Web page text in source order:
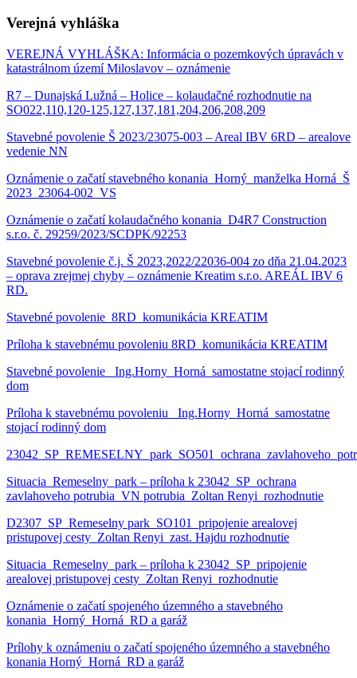
Verejná vyhláška
VEREJNÁ VYHLÁŠKA: Informácia o pozemkových úpravách v
katastrálnom území Miloslavov – oznámenie
R7 – Dunajská Lužná – Holice – kolaudačné rozhodnutie na
SO022,110,120-125,127,137,181,204,206,208,209
Stavebné povolenie Š 2023/23075-003 – Areal IBV 6RD – arealove
vedenie NN
Oznámenie o začatí stavebného konania_Horný_manželka Horná_Š
2023_23064-002_VS
Oznámenie o začatí kolaudačného konania_D4R7 Construction
s.r.o. č. 29259/2023/SCDPK/92253
Stavebné povolenie č.j. Š 2023,2022/22036-004 zo dňa 21.04.2023
– oprava zrejmej chyby – oznámenie Kreatim s.r.o. AREÁL IBV 6
RD.
Stavebné povolenie_8RD_komunikácia KREATIM
Príloha k stavebnému povoleniu 8RD_komunikácia KREATIM
Stavebné povolenie _Ing.Horny_Horná_samostatne stojací rodinný
dom
Príloha k stavebnému povoleniu _Ing.Horny_Horná_samostatne
stojací rodinný dom
Situacia_Remeselny_park – príloha k 23042_SP_ochrana
zavlahoveho potrubia_VN potrubia_Zoltan Renyi_rozhodnutie
D2307_SP_Remeselny park_SO101_pripojenie arealovej
pristupovej cesty_Zoltan Renyi_zast. Hajdu rozhodnutie
Situacia_Remeselny_park – príloha k 23042_SP_pripojenie
arealovej pristupovej cesty_Zoltan Renyi_rozhodnutie
Oznámenie o začatí spojeného územného a stavebného
konania_Horný_Horná_RD a garáž
Prílohy k oznámeniu o začatí spojeného územného a stavebného
konania Horný_Horná_RD a garáž